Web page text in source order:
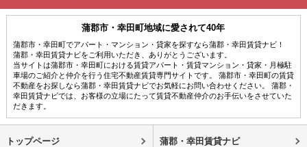
蒲郡市・幸田町地域に愛されて40年
蒲郡市・幸田町でアパート・マンション・貸家を探すなら蒲郡・幸田賃貸ナビ！
蒲郡・幸田賃貸ナビをご利用いただき、ありがとうございます。
当サイトは蒲郡市・幸田町における賃貸アパート・賃貸マンション・貸家・月極駐
車場のご紹介と仲介を行う住宅不動産賃貸専門サイトです。 蒲郡市・幸田町の賃貸
不動産をお探しなら蒲郡・幸田賃貸ナビでお気軽にお問い合わせください。 蒲郡・
幸田賃貸ナビでは、お客様の立場にたって賃貸不動産仲介のお手伝いをさせていた
だきます。
トップページ 蒲郡・幸田賃貸ナビ